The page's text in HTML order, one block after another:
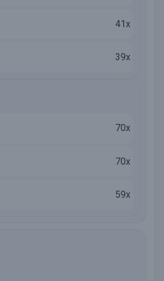
41x
39x
70x
70x
59x